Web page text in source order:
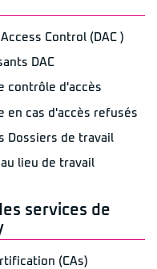
Control (DAC )
DAC
contrôle d'accès
en cas d'accès refusés
Dossiers de travail
lieu de travail
services de
(CAs)